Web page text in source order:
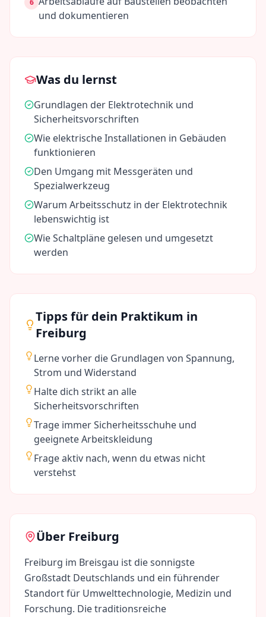
6
und dokumentieren
Was du lernst
Grundlagen der Elektrotechnik und
Sicherheitsvorschriften
Wie elektrische Installationen in Gebäuden
funktionieren
Den Umgang mit Messgeräten und
Spezialwerkzeug
Warum Arbeitsschutz in der Elektrotechnik
lebenswichtig ist
Wie Schaltpläne gelesen und umgesetzt
werden
Tipps für dein Praktikum in
Freiburg
Lerne vorher die Grundlagen von Spannung,
Strom und Widerstand
Halte dich strikt an alle
Sicherheitsvorschriften
Trage immer Sicherheitsschuhe und
geeignete Arbeitskleidung
Frage aktiv nach, wenn du etwas nicht
verstehst
Über Freiburg
Freiburg im Breisgau ist die sonnigste
Großstadt Deutschlands und ein führender
Standort für Umwelttechnologie, Medizin und
Forschung. Die traditionsreiche